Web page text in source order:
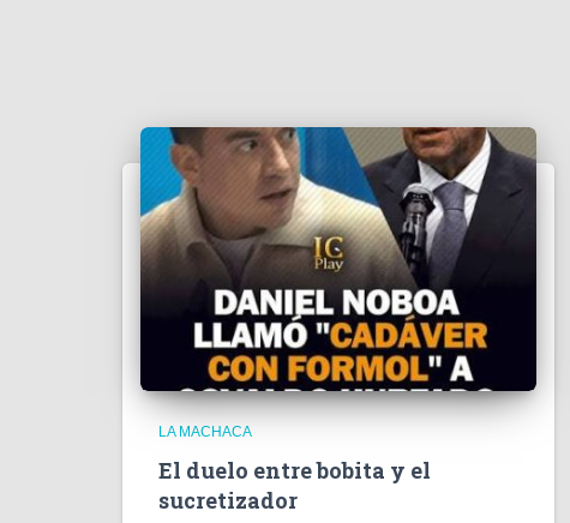
LA MACHACA
El duelo entre bobita y el
sucretizador